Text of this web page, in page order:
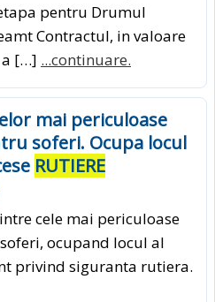
pentru Drumul
Contractul, in valoare
a […] ...continuare.
mai periculoase
soferi. Ocupa locul
RUTIERE
cele mai periculoase
ocupand locul al
privind siguranta rutiera.